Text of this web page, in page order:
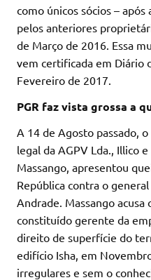
como únicos sócios – após
pelos anteriores
de Março de 2016. Essa
vem certificada em Diário
Fevereiro de 2017.
PGR faz vista grossa a
A 14 de Agosto passado,
legal da AGPV Lda., Illico
Massango, apresentou
República contra o
Andrade. Massango
constituído gerente da
direito de superfície do
edifício Isha, em
irregulares e sem o